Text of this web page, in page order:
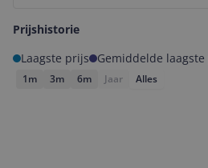
Prijshistorie
Laagste prijs
Gemiddelde
1m 3m 6m Jaar Alles